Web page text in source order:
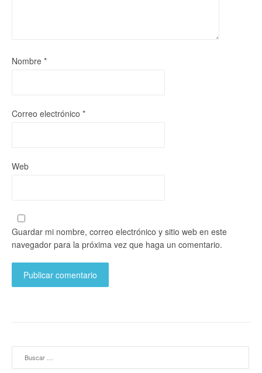
Nombre *
Correo electrónico *
Web
Guardar mi nombre, correo electrónico y sitio web en este
navegador para la próxima vez que haga un comentario.